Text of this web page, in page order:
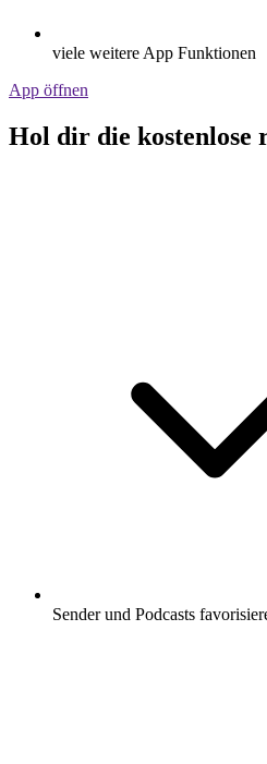
viele weitere App Funktionen
App öffnen
Hol dir die kostenlose
Sender und Podcasts